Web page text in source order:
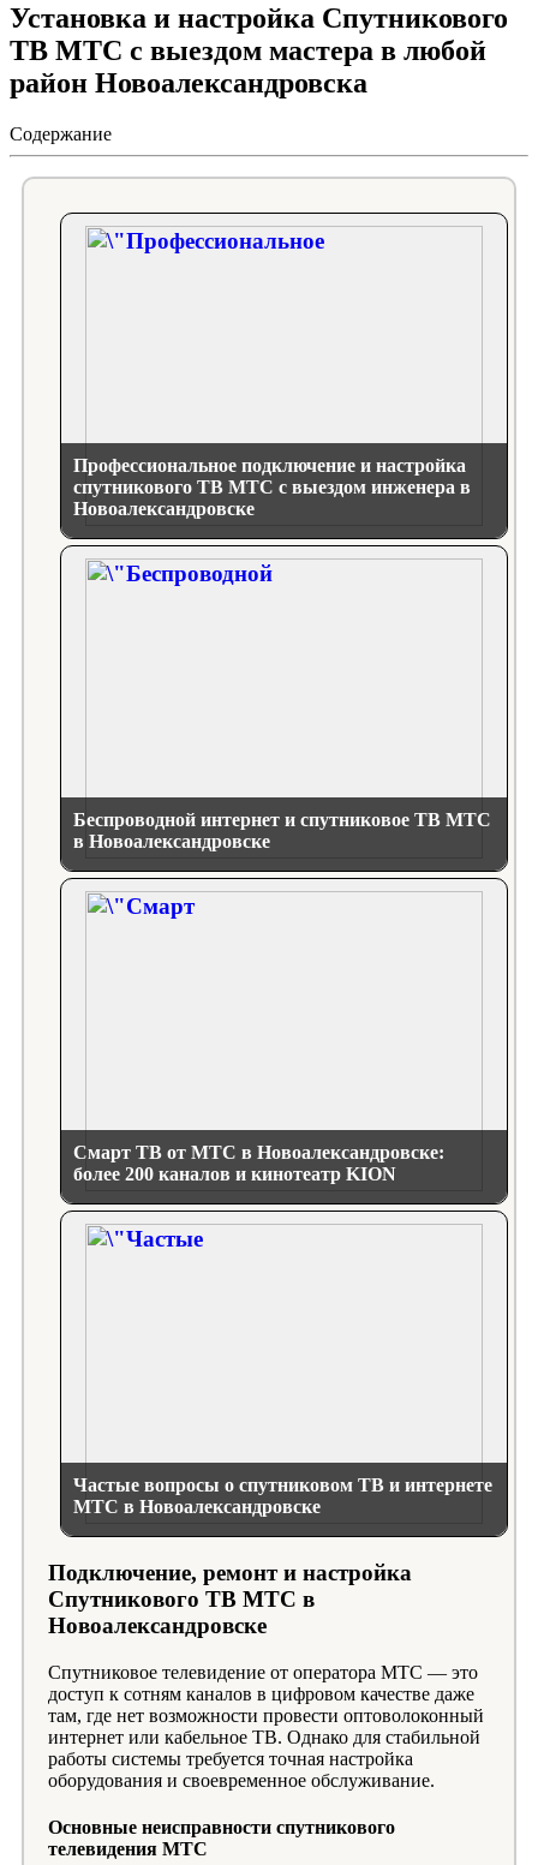
Установка и настройка Cпутникового
ТВ МТС с выездом мастера в любой
район Новоалександровска
Содержание
Профессиональное подключение и настройка
спутникового ТВ МТС с выездом инженера в
Новоалександровске
Беспроводной интернет и спутниковое ТВ МТС
в Новоалександровске
Смарт ТВ от МТС в Новоалександровске:
более 200 каналов и кинотеатр KION
Частые вопросы о спутниковом ТВ и интернете
МТС в Новоалександровске
Подключение, ремонт и настройка
Спутникового ТВ МТС в
Новоалександровске
Спутниковое телевидение от оператора МТС — это
доступ к сотням каналов в цифровом качестве даже
там, где нет возможности провести оптоволоконный
интернет или кабельное ТВ. Однако для стабильной
работы системы требуется точная настройка
оборудования и своевременное обслуживание.
Основные неисправности спутникового
телевидения МТС